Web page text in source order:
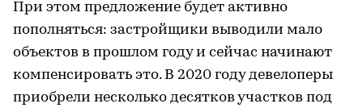
При этом предложение будет активно
пополняться: застройщики выводили мало
объектов в прошлом году и сейчас начинают
компенсировать это. В 2020 году девелоперы
приобрели несколько десятков участков под